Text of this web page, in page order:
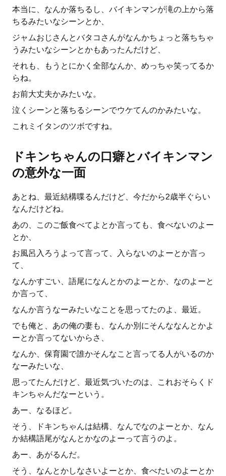
本当に、なんか落ちるし、バイキンマンが滝の上から落
ちるみたいなシーンとか、
ジャムおじさんとバタコさんがなんかちょっと落ちちゃ
うみたいなシーンとかもあったんだけど、
それも、もうとにかく全部なんか、めっちゃ笑ってるか
らね。
お前大丈夫かみたいな。
泣くシーンと落ちるシーンでウケてんのかみたいな。
これミイタンのツボですね。
ドキンちゃんの口癖とバイキンマン
の意外な一面
あとね、最近結構喋るんだけど、今だから2歳半ぐらい
なんだけどね。
あの、このご飯食べてよとか言っても、食べないのよー
とか、
お風呂入ろうよって言って、入らないのよーとか言っ
て、
なんかすごい、語尾になんとかのよーとか、なのよーと
か言って、
なんか言うなーみたいなことを思ってたのよ、最近。
でも俺と、あの俺の妻も、なんか別にそんななんとかよ
ーとか言ってないからさ、
なんか、保育園で誰かそんなこと言ってる人がいるのか
なーみたいな、
思ってたんだけど、最近気づいたのは、これおそらくド
キンちゃんだなーという。
あー、なるほど。
そう、ドキンちゃんは結構、なんでなのよーとか、なん
か結構語尾がなんとかなのよーって言うのよ。
あー、あがるんだ。
そう、なんとかしなさいよーとか、食べたいのよーとか